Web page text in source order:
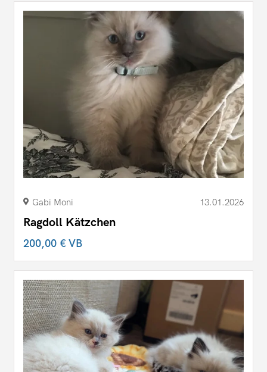
Gabi Moni 13.01.2026
Ragdoll Kätzchen
200,00 €VB